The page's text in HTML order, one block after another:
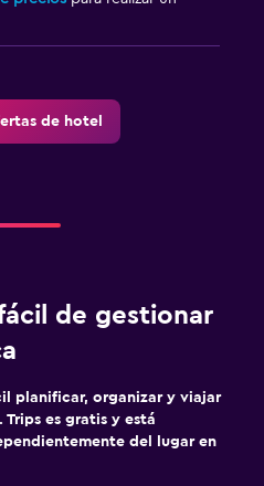
de hotel
de gestionar
planificar, organizar y viajar
es gratis y está
del lugar en